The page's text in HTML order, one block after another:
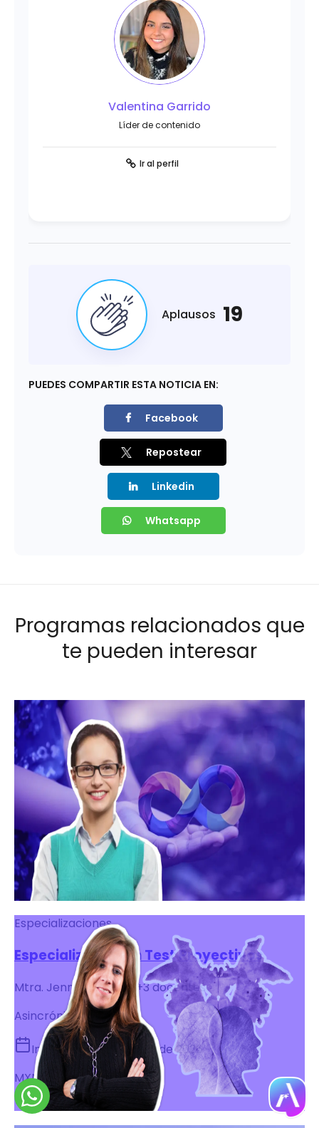
Valentina Garrido
Líder de contenido
Ir al perfil
Aplausos 19
PUEDES COMPARTIR ESTA NOTICIA EN:
Facebook
Repostear
Linkedin
Whatsapp
Programas relacionados que
te pueden interesar